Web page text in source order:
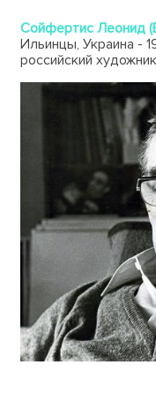
Сойфертис Леонид
Ильинцы, Украина -
российский